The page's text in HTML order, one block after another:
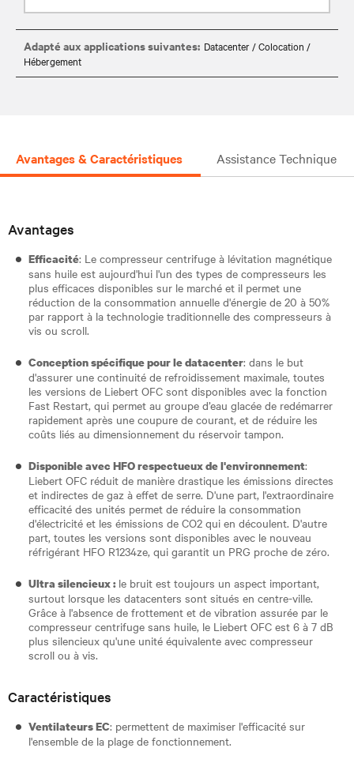
Adapté aux applications suivantes: Datacenter / Colocation /
Hébergement
Avantages & Caractéristiques Assistance Technique
Avantages
Efficacité: Le compresseur centrifuge à lévitation magnétique
sans huile est aujourd'hui l'un des types de compresseurs les
plus efficaces disponibles sur le marché et il permet une
réduction de la consommation annuelle d'énergie de 20 à 50%
par rapport à la technologie traditionnelle des compresseurs à
vis ou scroll.
Conception spécifique pour le datacenter: dans le but
d'assurer une continuité de refroidissement maximale, toutes
les versions de Liebert OFC sont disponibles avec la fonction
Fast Restart, qui permet au groupe d’eau glacée de redémarrer
rapidement après une coupure de courant, et de réduire les
coûts liés au dimensionnement du réservoir tampon.
Disponible avec HFO respectueux de l'environnement:
Liebert OFC réduit de manière drastique les émissions directes
et indirectes de gaz à effet de serre. D'une part, l'extraordinaire
efficacité des unités permet de réduire la consommation
d'électricité et les émissions de CO2 qui en découlent. D'autre
part, toutes les versions sont disponibles avec le nouveau
réfrigérant HFO R1234ze, qui garantit un PRG proche de zéro.
Ultra silencieux : le bruit est toujours un aspect important,
surtout lorsque les datacenters sont situés en centre-ville.
Grâce à l'absence de frottement et de vibration assurée par le
compresseur centrifuge sans huile, le Liebert OFC est 6 à 7 dB
plus silencieux qu'une unité équivalente avec compresseur
scroll ou à vis.
Caractéristiques
Ventilateurs EC: permettent de maximiser l'efficacité sur
l'ensemble de la plage de fonctionnement.